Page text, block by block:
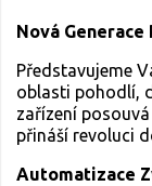
Nová Generace
Představujeme
oblasti pohodlí,
zařízení
přináší revoluci
Automatizace